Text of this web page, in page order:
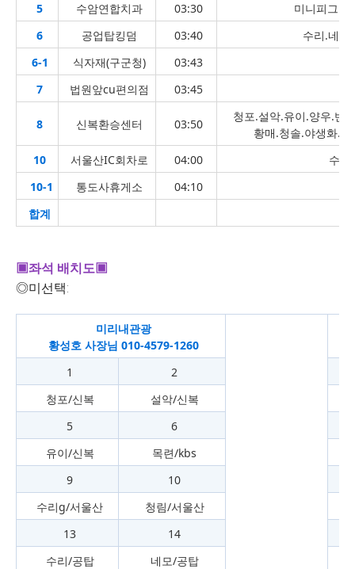
5
수암연합치과 03:30
미니피그.
6
공업탑킹덤 03:40
수리.네모
6-1
식자재(구군청)
03:43
7
법원앞cu편의점 03:45
8 신복환승센터 03:50
청포.설악.유이.양우.반
황매.청솔.야생화.
10
서울산IC회차로 04:00
수리
10-1
통도사휴게소
04:10
합계
▣좌석 배치도▣
◎미선택:
미리내관광
황성호 사장님 010-4579-1260
1
2
청포/신복
설악/신복
5
6
유이/신복
목련/kbs
9
10
수리g/서울산
청림/서울산
13
14
수리/공탑
네모/공탑